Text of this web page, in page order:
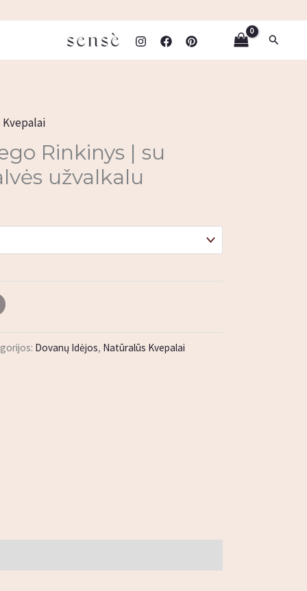
Paieška
Rinkinys | su
užvalkalu
Dovanų Idėjos, Natūralūs Kvepalai